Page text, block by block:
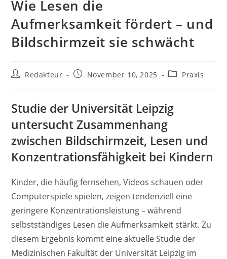
Wie Lesen die
Aufmerksamkeit fördert – und
Bildschirmzeit sie schwächt
Beitrags-
Redakteur
BeitragNovember 10, 2025
Beitrags-
Praxis
Studie der Universität Leipzig
untersucht Zusammenhang
zwischen Bildschirmzeit, Lesen und
Konzentrationsfähigkeit bei Kindern
Kinder, die häufig fernsehen, Videos schauen oder
Computerspiele spielen, zeigen tendenziell eine
geringere Konzentrationsleistung – während
selbstständiges Lesen die Aufmerksamkeit stärkt. Zu
diesem Ergebnis kommt eine aktuelle Studie der
Medizinischen Fakultät der Universität Leipzig im